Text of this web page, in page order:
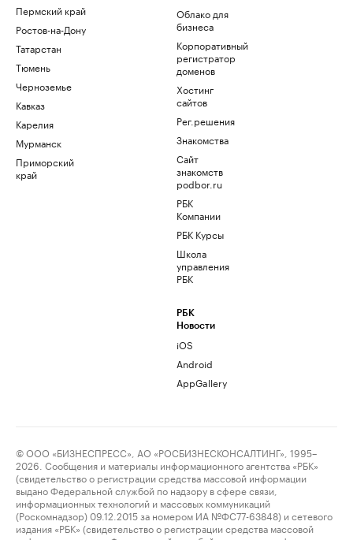
Пермский край
Ростов-на-Дону
Татарстан
Тюмень
Черноземье
Кавказ
Карелия
Мурманск
Приморский
край
Облако для
бизнеса
Корпоративный
регистратор
доменов
Хостинг
сайтов
Рег.решения
Знакомства
Сайт
знакомств
podbor.ru
РБК
Компании
РБК Курсы
Школа
управления
РБК
РБК
Новости
iOS
Android
AppGallery
© ООО «БИЗНЕСПРЕСС», АО «РОСБИЗНЕСКОНСАЛТИНГ», 1995–
2026. Сообщения и материалы информационного агентства «РБК»
(свидетельство о регистрации средства массовой информации
выдано Федеральной службой по надзору в сфере связи,
информационных технологий и массовых коммуникаций
(Роскомнадзор) 09.12.2015 за номером ИА №ФС77-63848) и сетевого
издания «РБК» (свидетельство о регистрации средства массовой